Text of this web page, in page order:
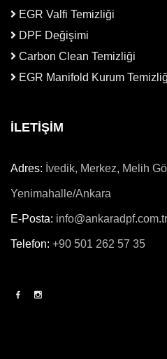
EGR Valfi Temizliği
DPF Değişimi
Carbon Clean Temizliği
EGR Manifold Kurum
İLETİŞİM
Adres: İvedik, Merkez, Melih
Yenimahalle/Ankara
E-Posta: info@ankaradpf.com.tr
Telefon: +90 501 262 57 35